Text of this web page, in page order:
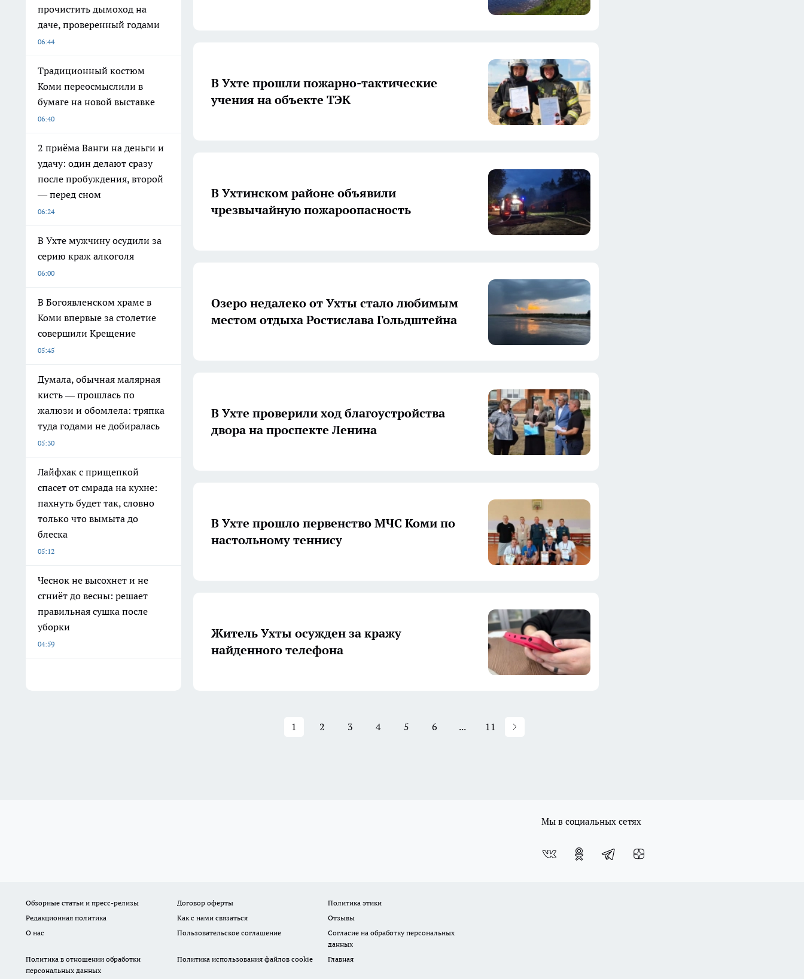
прочистить дымоход на
даче, проверенный годами
06:44
Традиционный костюм
Коми переосмыслили в
бумаге на новой выставке
06:40
2 приёма Ванги на деньги и
удачу: один делают сразу
после пробуждения, второй
— перед сном
06:24
В Ухте мужчину осудили за
серию краж алкоголя
06:00
В Богоявленском храме в
Коми впервые за столетие
совершили Крещение
05:45
Думала, обычная малярная
кисть — прошлась по
жалюзи и обомлела: тряпка
туда годами не добиралась
05:30
Лайфхак с прищепкой
спасет от смрада на кухне:
пахнуть будет так, словно
только что вымыта до
блеска
05:12
Чеснок не высохнет и не
сгниёт до весны: решает
правильная сушка после
уборки
04:59
В Ухте прошли пожарно-тактические
учения на объекте ТЭК
В Ухтинском районе объявили
чрезвычайную пожароопасность
Озеро недалеко от Ухты стало любимым
местом отдыха Ростислава Гольдштейна
В Ухте проверили ход благоустройства
двора на проспекте Ленина
В Ухте прошло первенство МЧС Коми по
настольному теннису
Житель Ухты осужден за кражу
найденного телефона
1 2 3 4 5 6 ... 11
Мы в социальных сетях
Обзорные статьи и пресс-релизы Договор оферты
Политика этики
Редакционная политика
Как с нами связаться
Отзывы
О нас
Пользовательское соглашение
Согласие на обработку персональных
данных
Политика в отношении обработки
персональных данных
Политика использования файлов cookie Главная